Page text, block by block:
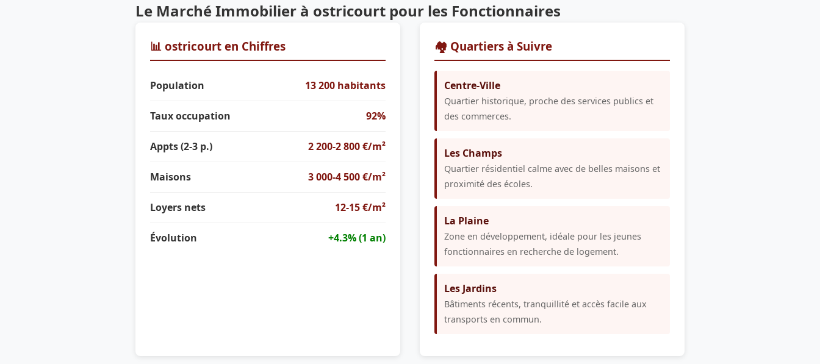
Le Marché Immobilier à ostricourt pour les Fonctionnaires
📊 ostricourt en Chiffres
Population 13 200 habitants
Taux occupation 92%
Appts (2-3 p.) 2 200-2 800 €/m²
Maisons 3 000-4 500 €/m²
Loyers nets 12-15 €/m²
Évolution +4.3% (1 an)
🏘️ Quartiers à Suivre
Centre-Ville
Quartier historique, proche des services publics et
des commerces.
Les Champs
Quartier résidentiel calme avec de belles maisons et
proximité des écoles.
La Plaine
Zone en développement, idéale pour les jeunes
fonctionnaires en recherche de logement.
Les Jardins
Bâtiments récents, tranquillité et accès facile aux
transports en commun.